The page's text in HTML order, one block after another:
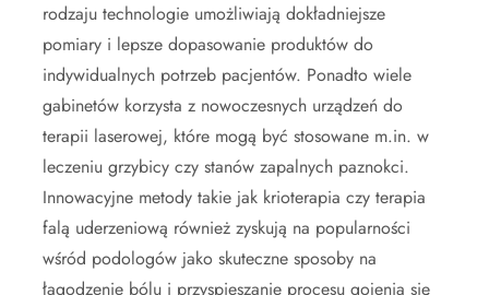
rodzaju technologie umożliwiają dokładniejsze
pomiary i lepsze dopasowanie produktów do
indywidualnych potrzeb pacjentów. Ponadto wiele
gabinetów korzysta z nowoczesnych urządzeń do
terapii laserowej, które mogą być stosowane m.in. w
leczeniu grzybicy czy stanów zapalnych paznokci.
Innowacyjne metody takie jak krioterapia czy terapia
falą uderzeniową również zyskują na popularności
wśród podologów jako skuteczne sposoby na
łagodzenie bólu i przyspieszanie procesu gojenia się